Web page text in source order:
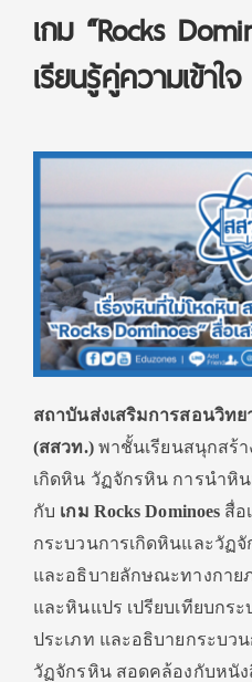
เกม “Rocks
เรียนรู้คู่ความเข้าใจ
สถาบันส่งเสริมการสอนวิทย
(สสวท.)พาชั้นเรียนสนุกสร้า
เกิดหิน วัฏจักรหิน การนำหิ
กับ เกม Rocks Dominoes สื่อ
กระบวนการเกิดหินและวัฏจั
และอธิบายลักษณะทางกาย
และหินแปร เปรียบเทียบกร
ประเภท และอธิบายกระบวน
วัฏจักรหิน สอดคล้องกับหนัง